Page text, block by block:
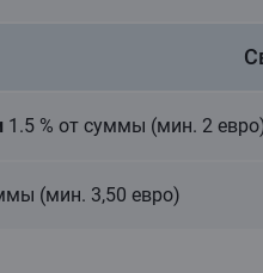
1.5 % от суммы (мин. 2
(мин. 3,50 евро)